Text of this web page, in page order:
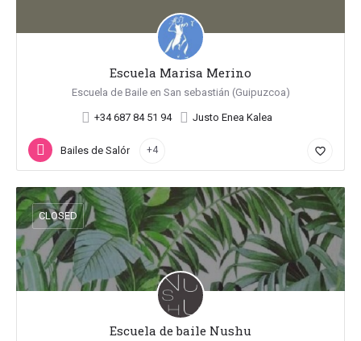
Escuela Marisa Merino
Escuela de Baile en San sebastián (Guipuzcoa)
+34 687 84 51 94 Justo Enea Kalea
Bailes de Salón +4 favorite_border
Escuela de baile Nushu
CLOSED